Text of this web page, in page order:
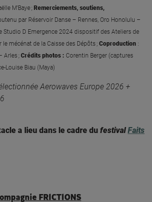
M’Baye ; Remerciements, soutiens,
par Réservoir Danse – Rennes, Oro Honolulu –
Studio D Emergence 2024 dispositif des Ateliers de
le mécénat de la Caisse des Dépôts ; Coproduction :
Arles ; Crédits photos : Corentin Berger (captures
Louise Biau (Maya)
Aerowaves Europe 2026 +
a lieu dans le cadre du festivalFaits
FRICTIONS